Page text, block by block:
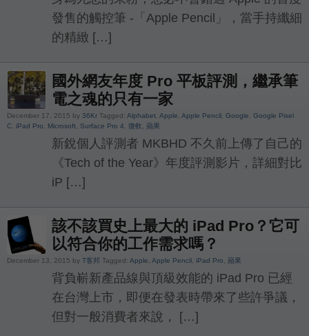
發售的觸控筆 -「Apple Pencil」，當手持纖細
的精緻 […]
國外網友年度 Pro 平板評測，繼承筆
電之魂的只有一家
December 17, 2015 by 36Kr Tagged: Alphabet Apple Apple Pencil Google
Google Pixel
C iPad Pro Microsoft Surface Pro 4 微軟 蘋果
新銳個人評測者 MKBHD 不久前上傳了自己的
《Tech of the Year》年度評測影片，詳細對比
iP […]
該不該買史上最大的 iPad Pro？它可
以符合你的工作需求嗎？
December 13, 2015 by T客邦 Tagged: Apple Apple Pencil iPad Pro 蘋果
背負嶄新產品線與頂級效能的 iPad Pro 已經
在台灣上市，即便在發表時帶來了些許爭議，
但對一般消費者來說， […]